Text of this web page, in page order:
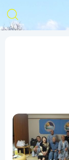
入会ご案内
お問い合わせ